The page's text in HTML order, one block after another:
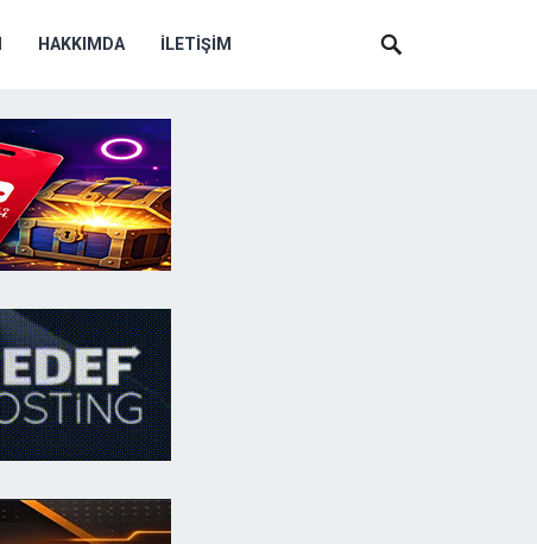
HAKKIMDA İLETIŞIM